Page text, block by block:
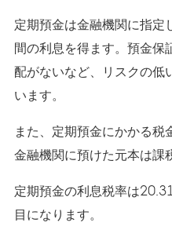
定期預金は金融機関に指定
間の利息を得ます。預金保
配がないなど、リスクの低
います。
また、定期預金にかかる税
金融機関に預けた元本は課
定期預金の利息税率は
目になります。